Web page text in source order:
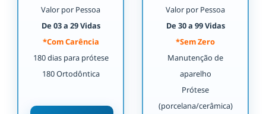
Valor por Pessoa
De 03 a 29 Vidas
*Com Carência
180 dias para prótese
180 Ortodôntica
Valor por Pessoa
De 30 a 99 Vidas
*Sem Zero
Manutenção de
aparelho
Prótese
(porcelana/cerâmica)